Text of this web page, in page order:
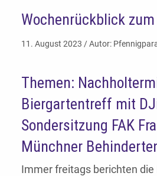
Wochenrückblick
11. August 2023 / Autor:
Themen:
Biergartentreff mit
Sondersitzung FAK
Münchner
Immer freitags berichten